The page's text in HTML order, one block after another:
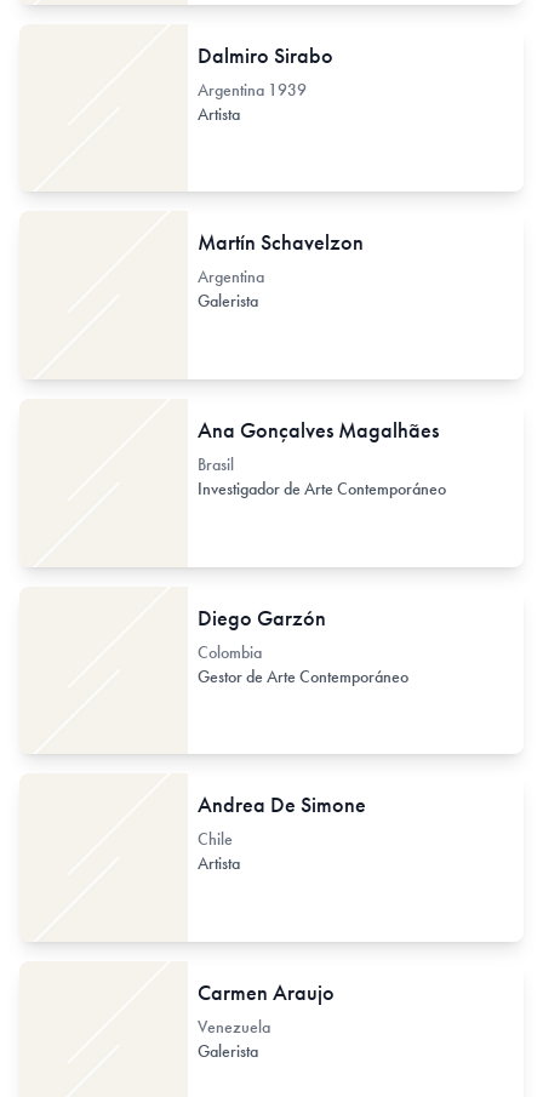
Dalmiro Sirabo
Argentina 1939
Artista
Martín Schavelzon
Argentina
Galerista
Ana Gonçalves Magalhães
Brasil
Investigador de Arte Contemporáneo
Diego Garzón
Colombia
Gestor de Arte Contemporáneo
Andrea De Simone
Chile
Artista
Carmen Araujo
Venezuela
Galerista